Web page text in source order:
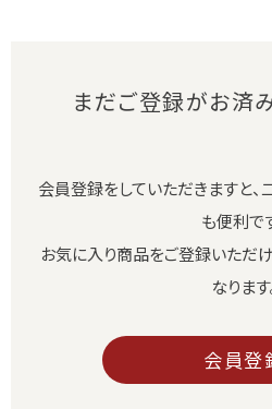
まだご登録がお済
会員登録をしていただきますと
も便利で
お気に入り商品をご登録いただ
なります
会員登